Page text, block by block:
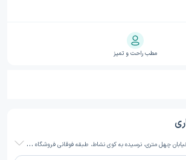
مطب راحت و تمیز
م
رند آذربایجان شرقی، مرند، خیابان چهل متری، نرسیده به کوی نشاط، طبقه فوقانی فروشگاه سفاری